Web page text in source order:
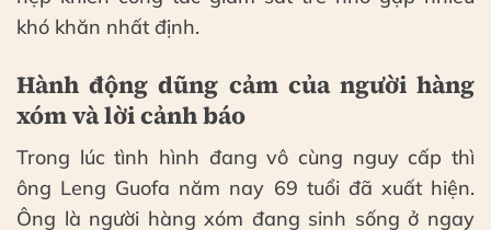
khó khăn nhất định.
Hành động dũng cảm của người hàng
xóm và lời cảnh báo
Trong lúc tình hình đang vô cùng nguy cấp thì
ông Leng Guofa năm nay 69 tuổi đã xuất hiện.
Ông là người hàng xóm đang sinh sống ở ngay